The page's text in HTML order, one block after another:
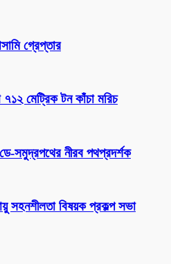
গ্রেপ্তার
মেট্রিক টন কাঁচা মরিচ
সমুদ্রপথের নীরব পথপ্রদর্শক
সহনশীলতা বিষয়ক প্রকল্প সভা